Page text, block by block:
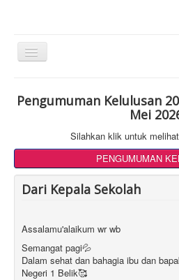
Toggle
Navigation
Pengumuman Kelulusan
Mei
Silahkan klik untuk
PENGUMUMAN
Dari Kepala Sekolah
Assalamu'alaikum wr wb
Semangat pagi💦
Dalam sehat dan bahagia ibu dan
Negeri 1 Belik🥰